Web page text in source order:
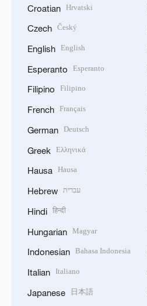
Croatian Hrvatski
Czech Český
English English
Esperanto Esperanto
Filipino Filipino
French Français
German Deutsch
Greek Ελληνικά
Hausa Hausa
Hebrew עברית
Hindi हिन्दी
Hungarian Magyar
Indonesian Bahasa Indonesia
Italian Italiano
Japanese
日本語